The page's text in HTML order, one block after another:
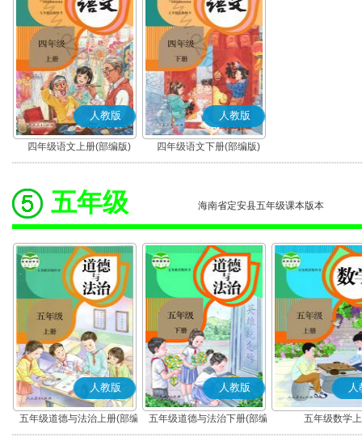
人教版
四年级语文上册(部编版)
人教版
四年级语文下册(部编版)
五年级 海南省定安县五年级课本版本
人教版
五年级道德与法治上册(部编
版)
人教版
五年级道德与法治下册(部编
版)
人
五年级数学